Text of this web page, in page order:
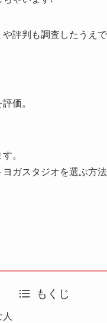
評判も調査したうえ
価。
。
ガスタジオを選ぶ方
もくじ
人